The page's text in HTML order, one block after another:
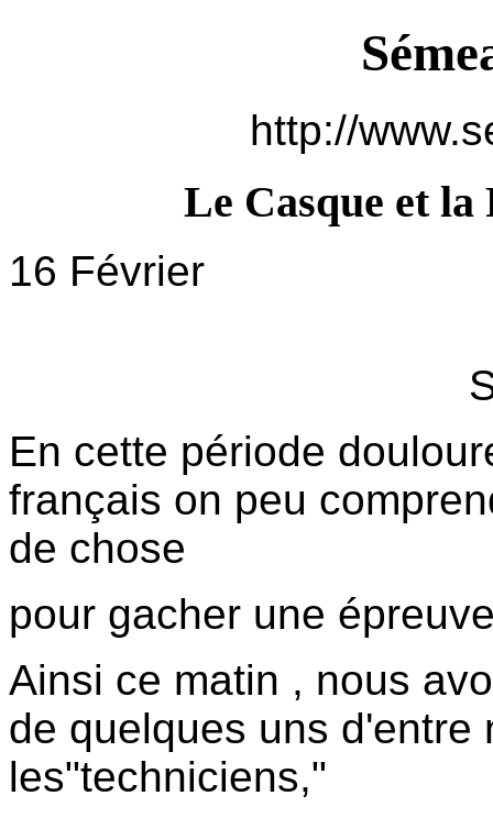
http://
Le Casque et
16 Février
Sol-chie
En cette période
français on peu
de chose
pour gacher une
Ainsi ce matin , nous
de quelques uns d'entre
les"techniciens,"